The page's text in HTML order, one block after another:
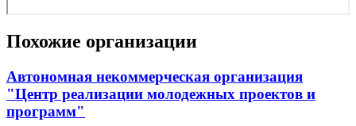
Похожие организации
Автономная некоммерческая организация
"Центр реализации молодежных проектов и
программ"